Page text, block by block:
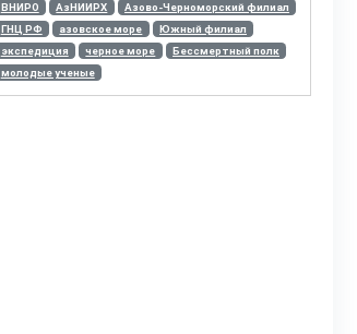
ВНИРО АзНИИРХ
Азово-Черноморский филиал
ГНЦ РФ
азовское море
Южный филиал
экспедиция
черное море
Бессмертный полк
молодые ученые